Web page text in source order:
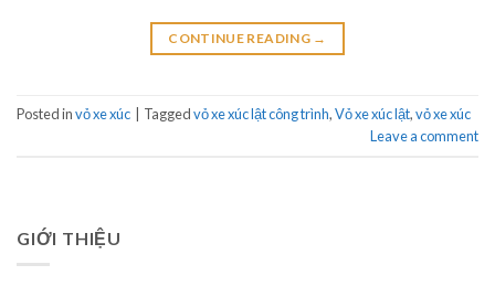
CONTINUE READING →
Posted invỏ xe xúc Taggedvỏ xe xúc lật công trình,Vỏ xe xúc lật,vỏ xe xúc
Leave a comment
GIỚI THIỆU